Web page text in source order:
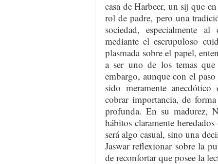
casa de Harbeer, un sij que
rol de padre, pero una
sociedad, especialmente
mediante el escrupuloso
plasmada sobre el papel,
a ser uno de los temas
embargo, aunque con el paso
sido meramente
cobrar importancia, de
profunda. En su madurez,
hábitos claramente
será algo casual, sino una
Jaswar reflexionar sobre la
de reconfortar que posee la